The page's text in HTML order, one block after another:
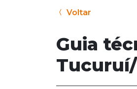
Voltar
Guia
Tucuruí/